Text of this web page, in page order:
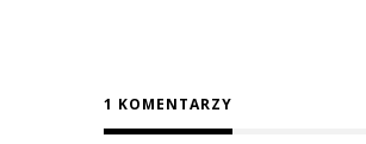
1 KOMENTARZY